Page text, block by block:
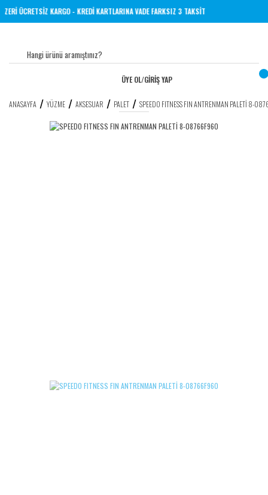
ÜZERİ ÜCRETSİZ KARGO - KREDİ KARTLARINA VADE FARKSIZ 3 TAKSİT
ÜYE OL/GİRİŞ YAP
ANASAYFA YÜZME AKSESUAR PALET SPEEDO FITNESS FIN ANTRENMAN PALETİ 8-